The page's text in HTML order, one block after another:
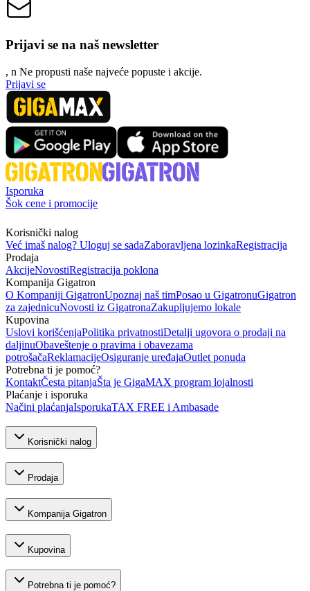
Prijavi se na naš newsletter
, n Ne propusti naše najveće popuste i akcije.
Prijavi se
Isporuka
Šok cene i promocije
Korisnički nalog
Već imaš nalog? Uloguj se sadaZaboravljena lozinkaRegistracija
Prodaja
AkcijeNovostiRegistracija poklona
Kompanija Gigatron
O Kompaniji GigatronUpoznaj naš timPosao u GigatronuGigatron
za zajednicuNovosti iz GigatronaZakupljujemo lokale
Kupovina
Uslovi korišćenjaPolitika privatnostiDetalji ugovora o prodaji na
daljinuObaveštenje o pravima i obavezama
potrošačaReklamacijeOsiguranje uređajaOutlet ponuda
Potrebna ti je pomoć?
KontaktČesta pitanjaŠta je GigaMAX program lojalnosti
Plaćanje i isporuka
Načini plaćanjaIsporukaTAX FREE i Ambasade
Korisnički nalog
Prodaja
Kompanija Gigatron
Kupovina
Potrebna ti je pomoć?